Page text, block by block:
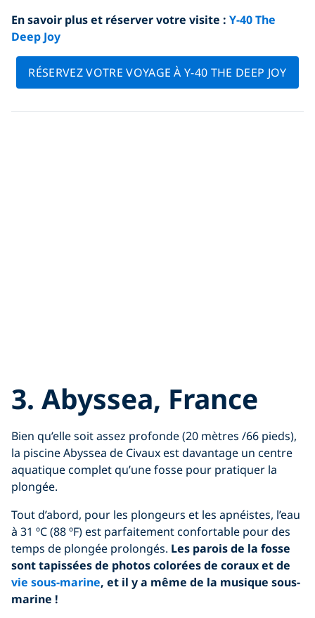
En savoir plus et réserver votre visite : Y-40 The
Deep Joy
RÉSERVEZ VOTRE VOYAGE À Y-40 THE DEEP JOY
3. Abyssea, France
Bien qu’elle soit assez profonde (20 mètres /66 pieds),
la piscine Abyssea de Civaux est davantage un centre
aquatique complet qu’une fosse pour pratiquer la
plongée.
Tout d’abord, pour les plongeurs et les apnéistes, l’eau
à 31 ºC (88 ºF) est parfaitement confortable pour des
temps de plongée prolongés. Les parois de la fosse
sont tapissées de photos colorées de coraux et de
vie sous-marine, et il y a même de la musique sous-
marine !